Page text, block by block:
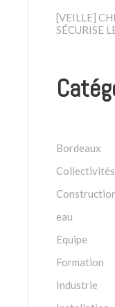
[VEILLE]
SÉCURISE
Bordeaux
Collectivités
eau
Equipe
Formation
Industrie